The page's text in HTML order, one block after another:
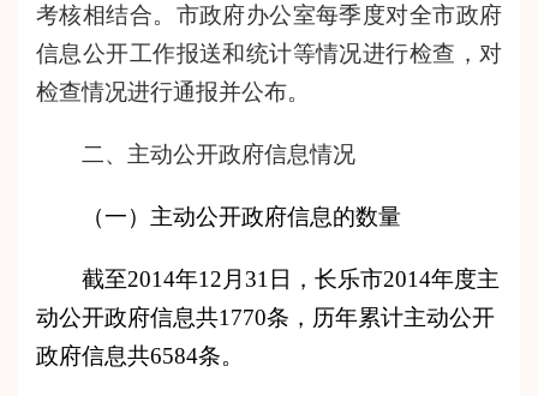
考核相结合。市政府办公室每季度对全市政府
信息公开工作报送和统计等情况进行检查，对
检查情况进行通报并公布。
二、主动公开政府信息情况
（一）主动公开政府信息的数量
截至2014年12 月 31 日，长乐市2014年度主
动公开政府信息共1770条，历年累计主动公开
政府信息共6584条。